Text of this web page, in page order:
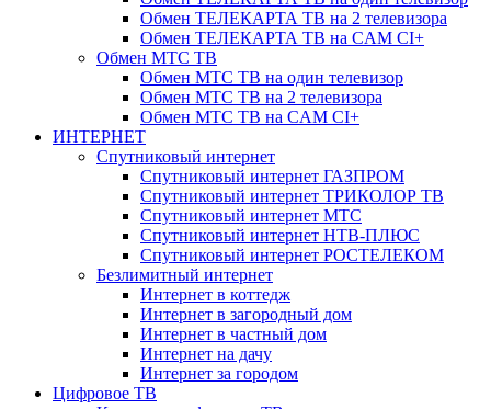
Обмен ТЕЛЕКАРТА ТВ на 2 телевизора
Обмен ТЕЛЕКАРТА ТВ на CAM CI+
Обмен МТС ТВ
Обмен МТС ТВ на один телевизор
Обмен МТС ТВ на 2 телевизора
Обмен МТС ТВ на CAM CI+
ИНТЕРНЕТ
Спутниковый интернет
Спутниковый интернет ГАЗПРОМ
Спутниковый интернет ТРИКОЛОР ТВ
Спутниковый интернет МТС
Спутниковый интернет НТВ-ПЛЮС
Спутниковый интернет РОСТЕЛЕКОМ
Безлимитный интернет
Интернет в коттедж
Интернет в загородный дом
Интернет в частный дом
Интернет на дачу
Интернет за городом
Цифровое ТВ